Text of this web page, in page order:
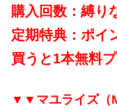
購入回数：縛り
定期特典：ポイ
買うと1本無料
▼▼マユライズ（